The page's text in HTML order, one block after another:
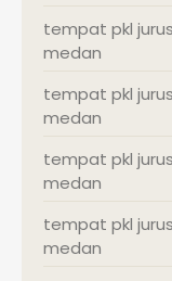
tempat pkl
medan
tempat pkl
medan
tempat pkl
medan
tempat pkl
medan